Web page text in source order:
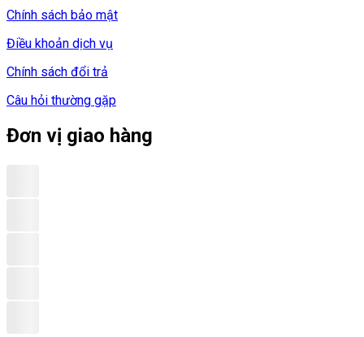
Chính sách bảo mật
Điều khoản dịch vụ
Chính sách đổi trả
Câu hỏi thường gặp
Đơn vị giao hàng